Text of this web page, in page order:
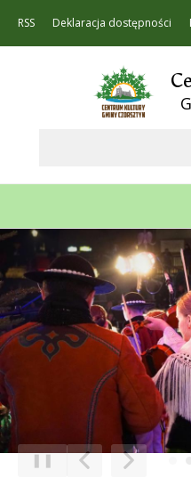
RSS Deklaracja dostępności
Poprzedni Element
Następny
❚❚